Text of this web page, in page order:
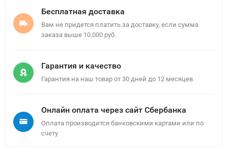
Бесплатная доставка
Вам не придется платить за доставку, если сумма
заказа выше 10.000 руб.
Гарантия и качество
Гарантия на наш товар от 30 дней до 12 месяцев
Онлайн оплата через сайт Сбербанка
Оплата производится банковскими картами или по
счету